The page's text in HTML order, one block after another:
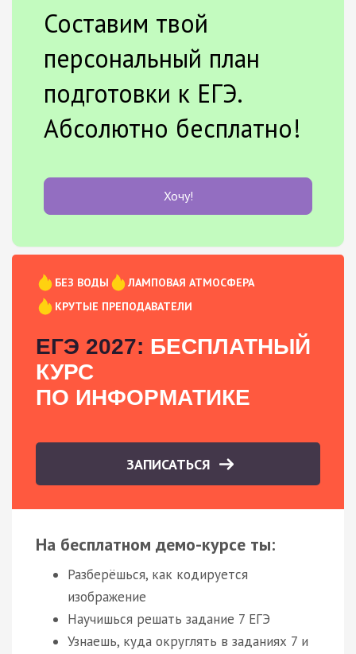
Составим твой
персональный план
подготовки к ЕГЭ.
Абсолютно бесплатно!
Хочу!
БЕЗ ВОДЫ
ЛАМПОВАЯ АТМОСФЕРА
КРУТЫЕ ПРЕПОДАВАТЕЛИ
ЕГЭ 2027: БЕСПЛАТНЫЙ
КУРС
ПО ИНФОРМАТИКЕ
ЗАПИСАТЬСЯ
На бесплатном демо-курсе ты:
Разберёшься, как кодируется
изображение
Научишься решать задание 7 ЕГЭ
Узнаешь, куда округлять в заданиях 7 и